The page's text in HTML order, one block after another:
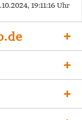
19:11:16 Uhr